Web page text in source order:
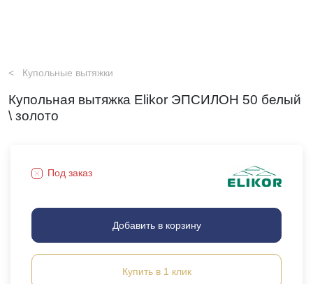
Купольные вытяжки
Купольная вытяжка Elikor ЭПСИЛОН 50 белый
\ золото
Под заказ
Добавить в корзину
Купить в 1 клик